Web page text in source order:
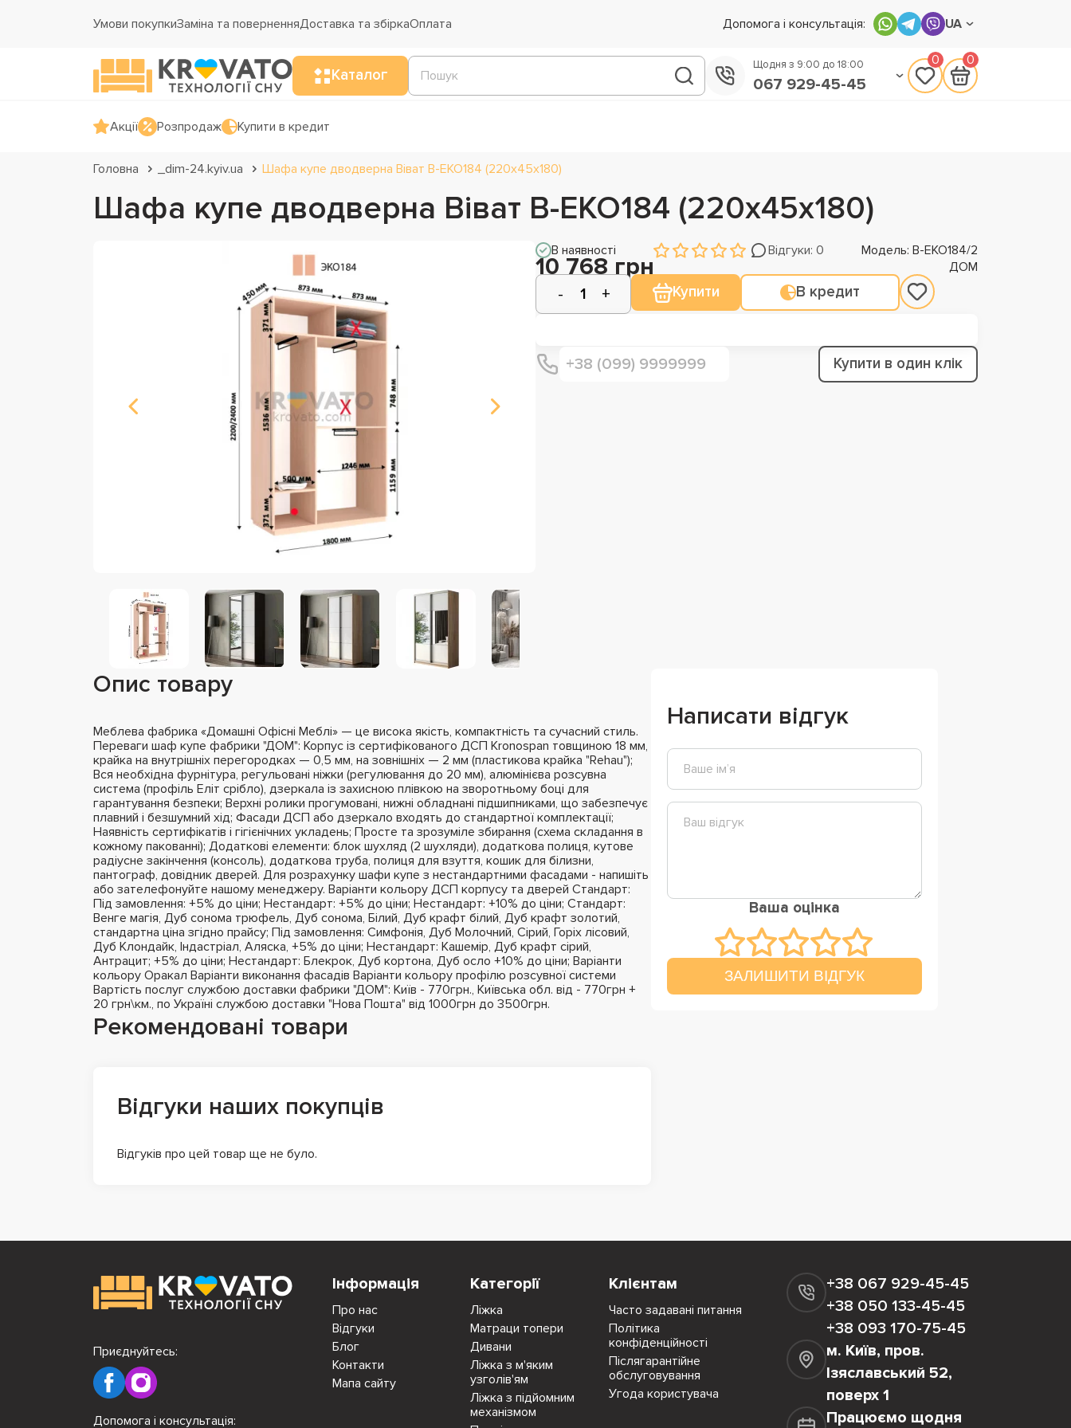
Умови покупкиЗаміна та поверненняДоставка та збіркаОплата Допомога і консультація: UA
Каталог
Щодня з 9:00 до 18:00
067 929-45-45
0 0
Акції Розпродаж Купити в кредит
Головна _dim-24.kyiv.ua Шафа купе дводверна Віват В-ЕКО184 (220х45х180)
Шафа купе дводверна Віват В-ЕКО184 (220х45х180)
В наявності Відгуки: 0 Модель: В-ЕКО184/2
10 768 грн ДОМ
Купити В кредит
Купити в один клік
Опис товару
Меблева фабрика «Домашні Офісні Меблі» — це висока якість, компактність та сучасний стиль.
Переваги шаф купе фабрики "ДОМ": Корпус із сертифікованого ДСП Kronospan товщиною 18 мм,
крайка на внутрішніх перегородках — 0,5 мм, на зовнішніх — 2 мм (пластикова крайка "Rehau");
Вся необхідна фурнітура, регульовані ніжки (регулювання до 20 мм), алюмінієва розсувна
система (профіль Еліт срібло), дзеркала із захисною плівкою на зворотньому боці для
гарантування безпеки; Верхні ролики прогумовані, нижні обладнані підшипниками, що забезпечує
плавний і безшумний хід; Фасади ДСП або дзеркало входять до стандартної комплектації;
Наявність сертифікатів і гігієнічних укладень; Просте та зрозуміле збирання (схема складання в
кожному пакованні); Додаткові елементи: блок шухляд (2 шухляди), додаткова полиця, кутове
радіусне закінчення (консоль), додаткова труба, полиця для взуття, кошик для білизни,
пантограф, довідник дверей. Для розрахунку шафи купе з нестандартними фасадами - напишіть
або зателефонуйте нашому менеджеру. Варіанти кольору ДСП корпусу та дверей Стандарт:
Під замовлення: +5% до ціни; Нестандарт: +5% до ціни; Нестандарт: +10% до ціни; Стандарт:
Венге магія, Дуб сонома трюфель, Дуб сонома, Білий, Дуб крафт білий, Дуб крафт золотий,
стандартна ціна згідно прайсу; Під замовлення: Симфонія, Дуб Молочний, Сірий, Горіх лісовий,
Дуб Клондайк, Індастріал, Аляска, +5% до ціни; Нестандарт: Кашемір, Дуб крафт сірий,
Антрацит; +5% до ціни; Нестандарт: Блекрок, Дуб кортона, Дуб осло +10% до ціни; Варіанти
кольору Оракал Варіанти виконання фасадів Варіанти кольору профілю розсувної системи
Вартість послуг службою доставки фабрики "ДОМ": Київ - 770грн., Київська обл. від - 770грн +
20 грн\км., по Україні службою доставки "Нова Пошта" від 1000грн до 3500грн.
Рекомендовані товари
Відгуки наших покупців
Відгуків про цей товар ще не було.
Написати відгук
Ваша оцінка
ЗАЛИШИТИ ВІДГУК
Інформація
Про нас
Відгуки
Блог
Контакти
Мапа сайту
Категорії
Ліжка
Матраци топери
Дивани
Ліжка з м'яким
узголів'ям
Ліжка з підйомним
механізмом
Клієнтам
Часто задавані питання
Політика
конфіденційності
Післягарантійне
обслуговування
Угода користувача
+38 067 929-45-45
+38 050 133-45-45
+38 093 170-75-45
м. Київ, пров.
Ізяславський 52,
поверх 1
Працюємо щодня
Приєднуйтесь:
Допомога і консультація: